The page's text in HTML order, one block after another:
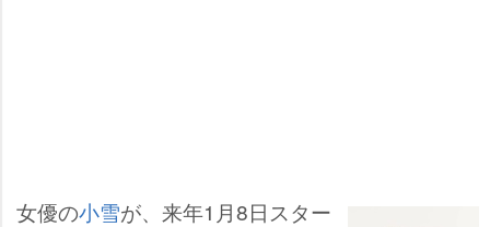
女優の小雪が、来年1月8日スター